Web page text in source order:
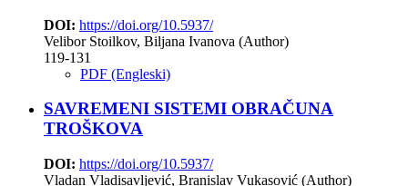
DOI: https://doi.org/10.5937/
Velibor Stoilkov, Biljana Ivanova (Author)
119-131
PDF (Engleski)
SAVREMENI SISTEMI OBRAČUNA
TROŠKOVA
DOI: https://doi.org/10.5937/
Vladan Vladisavljević, Branislav Vukasović (Author)